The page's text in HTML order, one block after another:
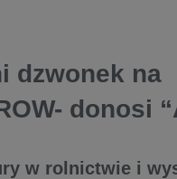
dzwonek na
donosi
w rolnictwie i